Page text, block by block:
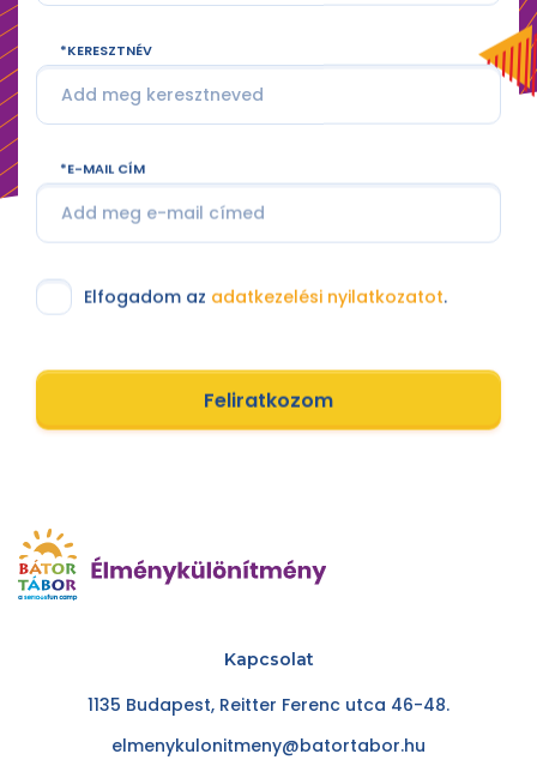
KERESZTNÉV
E-MAIL CÍM
Elfogadom az adatkezelési nyilatkozatot.
Feliratkozom
Kapcsolat
1135 Budapest, Reitter Ferenc utca 46-48.
elmenykulonitmeny@batortabor.hu